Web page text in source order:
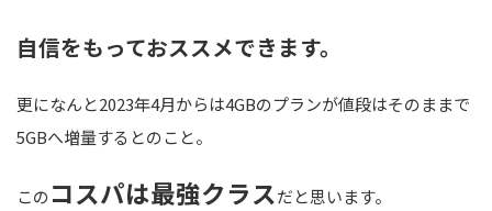
自信をもっておススメできます。
更になんと2023年4月からは4GBのプランが値段はそのままで
5GBへ増量するとのこと。
このコスパは最強クラスだと思います。